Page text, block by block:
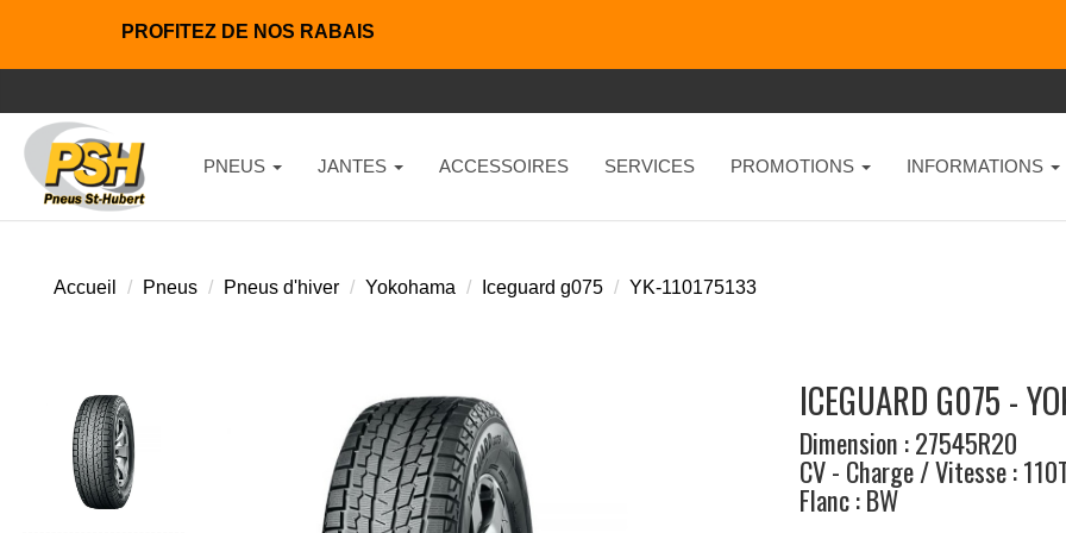
PROFITEZ DE NOS RABAIS
PNEUS JANTES ACCESSOIRES SERVICES PROMOTIONS INFORMATIONS
Accueil Pneus Pneus d'hiver Yokohama Iceguard g075 YK-110175133
ICEGUARD G075 -
Dimension : 27545R20
CV - Charge / Vitesse :
Flanc : BW